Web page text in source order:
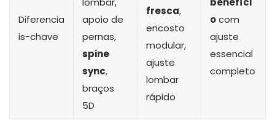
Diferencia
is-chave
apoio de
pernas,
spine
sync,
braços
5D
fresca,
encosto
modular,
ajuste
lombar
rápido
ocom
ajuste
essencial
completo